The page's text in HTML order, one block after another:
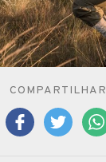
COMPARTILHAR